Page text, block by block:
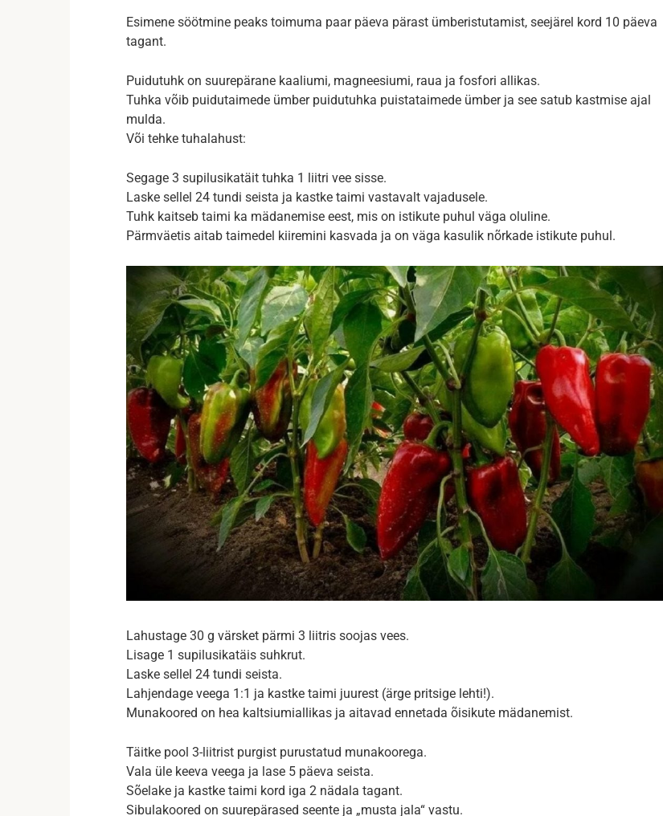
Esimene söötmine peaks toimuma paar päeva pärast ümberistutamist, seejärel kord 10 päeva
tagant.
Puidutuhk on suurepärane kaaliumi, magneesiumi, raua ja fosfori allikas.
Tuhka võib puidutaimede ümber puidutuhka puistataimede ümber ja see satub kastmise ajal
mulda.
Või tehke tuhalahust:
Segage 3 supilusikatäit tuhka 1 liitri vee sisse.
Laske sellel 24 tundi seista ja kastke taimi vastavalt vajadusele.
Tuhk kaitseb taimi ka mädanemise eest, mis on istikute puhul väga oluline.
Pärmväetis aitab taimedel kiiremini kasvada ja on väga kasulik nõrkade istikute puhul.
Lahustage 30 g värsket pärmi 3 liitris soojas vees.
Lisage 1 supilusikatäis suhkrut.
Laske sellel 24 tundi seista.
Lahjendage veega 1:1 ja kastke taimi juurest (ärge pritsige lehti!).
Munakoored on hea kaltsiumiallikas ja aitavad ennetada õisikute mädanemist.
Täitke pool 3-liitrist purgist purustatud munakoorega.
Vala üle keeva veega ja lase 5 päeva seista.
Sõelake ja kastke taimi kord iga 2 nädala tagant.
Sibulakoored on suurepärased seente ja „musta jala“ vastu.